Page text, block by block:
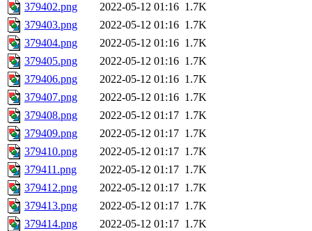
379402.png
2022-05-12 01:16 1.7K
379403.png
2022-05-12 01:16 1.7K
379404.png
2022-05-12 01:16 1.7K
379405.png
2022-05-12 01:16 1.7K
379406.png
2022-05-12 01:16 1.7K
379407.png
2022-05-12 01:16 1.7K
379408.png
2022-05-12 01:17 1.7K
379409.png
2022-05-12 01:17 1.7K
379410.png
2022-05-12 01:17 1.7K
379411.png
2022-05-12 01:17 1.7K
379412.png
2022-05-12 01:17 1.7K
379413.png
2022-05-12 01:17 1.7K
379414.png
2022-05-12 01:17 1.7K